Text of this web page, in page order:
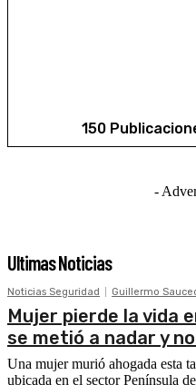
150
-
Ultimas Noticias
Noticias Seguridad Guillermo
Mujer pierde la vida
se metió a nadar y
Una mujer murió ahogada esta
ubicada en el sector Península